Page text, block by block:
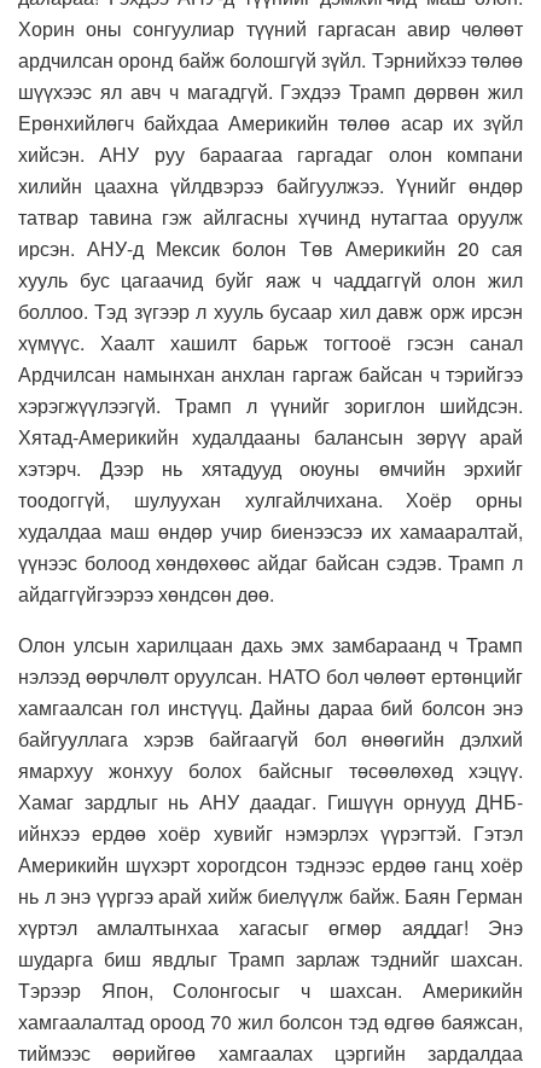
Хорин оны сонгуулиар түүний гаргасан авир чөлөөт
ардчилсан оронд байж болошгүй зүйл. Тэрнийхээ төлөө
шүүхээс ял авч ч магадгүй. Гэхдээ Трамп дөрвөн жил
Ерөнхийлөгч байхдаа Америкийн төлөө асар их зүйл
хийсэн. АНУ руу бараагаа гаргадаг олон компани
хилийн цаахна үйлдвэрээ байгуулжээ. Үүнийг өндөр
татвар тавина гэж айлгасны хүчинд нутагтаа оруулж
ирсэн. АНУ-д Мексик болон Төв Америкийн 20 сая
хууль бус цагаачид буйг яаж ч чаддаггүй олон жил
боллоо. Тэд зүгээр л хууль бусаар хил давж орж ирсэн
хүмүүс. Хаалт хашилт барьж тогтооё гэсэн санал
Ардчилсан намынхан анхлан гаргаж байсан ч тэрийгээ
хэрэгжүүлээгүй. Трамп л үүнийг зориглон шийдсэн.
Хятад-Америкийн худалдааны балансын зөрүү арай
хэтэрч. Дээр нь хятадууд оюуны өмчийн эрхийг
тоодоггүй, шулуухан хулгайлчихана. Хоёр орны
худалдаа маш өндөр учир биенээсээ их хамааралтай,
үүнээс болоод хөндөхөөс айдаг байсан сэдэв. Трамп л
айдаггүйгээрээ хөндсөн дөө.
Олон улсын харилцаан дахь эмх замбараанд ч Трамп
нэлээд өөрчлөлт оруулсан. НАТО бол чөлөөт ертөнцийг
хамгаалсан гол инстүүц. Дайны дараа бий болсон энэ
байгууллага хэрэв байгаагүй бол өнөөгийн дэлхий
ямархуу жонхуу болох байсныг төсөөлөхөд хэцүү.
Хамаг зардлыг нь АНУ даадаг. Гишүүн орнууд ДНБ-
ийнхээ ердөө хоёр хувийг нэмэрлэх үүрэгтэй. Гэтэл
Америкийн шүхэрт хорогдсон тэднээс ердөө ганц хоёр
нь л энэ үүргээ арай хийж биелүүлж байж. Баян Герман
хүртэл амлалтынхаа хагасыг өгмөр аяддаг! Энэ
шударга биш явдлыг Трамп зарлаж тэднийг шахсан.
Тэрээр Япон, Солонгосыг ч шахсан. Америкийн
хамгаалалтад ороод 70 жил болсон тэд өдгөө баяжсан,
тиймээс өөрийгөө хамгаалах цэргийн зардалдаа